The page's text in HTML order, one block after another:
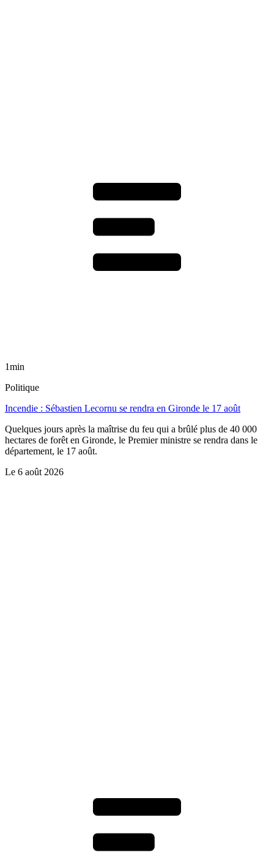
1min
Politique
Incendie : Sébastien Lecornu se rendra en Gironde le 17 août
Quelques jours après la maîtrise du feu qui a brûlé plus de 40 000
hectares de forêt en Gironde, le Premier ministre se rendra dans le
département, le 17 août.
Le 6 août 2026